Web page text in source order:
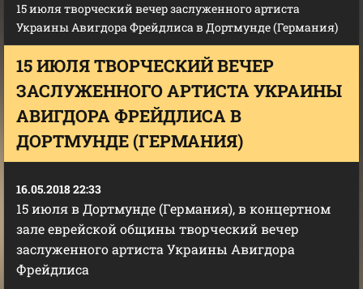
15 июля творческий вечер заслуженного артиста
Украины Авигдора Фрейдлиса в Дортмунде (Германия)
15 ИЮЛЯ ТВОРЧЕСКИЙ ВЕЧЕР
ЗАСЛУЖЕННОГО АРТИСТА УКРАИНЫ
АВИГДОРА ФРЕЙДЛИСА В
ДОРТМУНДЕ (ГЕРМАНИЯ)
16.05.2018 22:33
15 июля в Дортмунде (Германия), в концертном
зале еврейской общины творческий вечер
заслуженного артиста Украины Авигдора
Фрейдлиса